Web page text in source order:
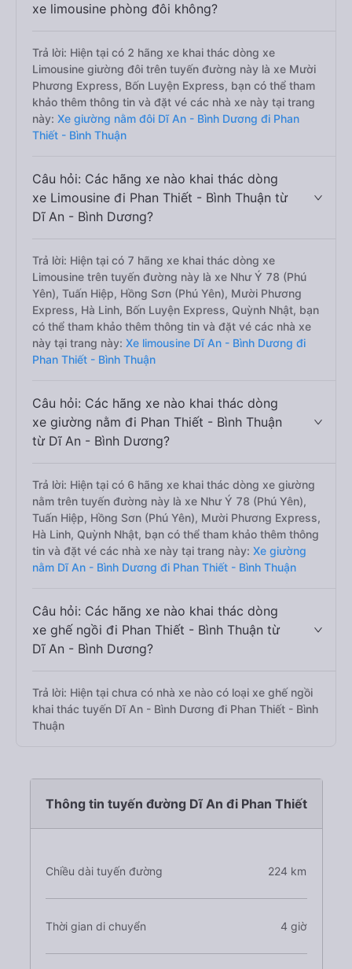
xe limousine phòng đôi không?
Trả lời: Hiện tại có 2 hãng xe khai thác dòng xe
Limousine giường đôi trên tuyến đường này là xe Mười
Phương Express, Bốn Luyện Express, bạn có thể tham
khảo thêm thông tin và đặt vé các nhà xe này tại trang
này: Xe giường nằm đôi Dĩ An - Bình Dương đi Phan
Thiết - Bình Thuận
Câu hỏi: Các hãng xe nào khai thác dòng
xe Limousine đi Phan Thiết - Bình Thuận từ
Dĩ An - Bình Dương?
Trả lời: Hiện tại có 7 hãng xe khai thác dòng xe
Limousine trên tuyến đường này là xe Như Ý 78 (Phú
Yên), Tuấn Hiệp, Hồng Sơn (Phú Yên), Mười Phương
Express, Hà Linh, Bốn Luyện Express, Quỳnh Nhật, bạn
có thể tham khảo thêm thông tin và đặt vé các nhà xe
này tại trang này: Xe limousine Dĩ An - Bình Dương đi
Phan Thiết - Bình Thuận
Câu hỏi: Các hãng xe nào khai thác dòng
xe giường nằm đi Phan Thiết - Bình Thuận
từ Dĩ An - Bình Dương?
Trả lời: Hiện tại có 6 hãng xe khai thác dòng xe giường
nằm trên tuyến đường này là xe Như Ý 78 (Phú Yên),
Tuấn Hiệp, Hồng Sơn (Phú Yên), Mười Phương Express,
Hà Linh, Quỳnh Nhật, bạn có thể tham khảo thêm thông
tin và đặt vé các nhà xe này tại trang này: Xe giường
nằm Dĩ An - Bình Dương đi Phan Thiết - Bình Thuận
Câu hỏi: Các hãng xe nào khai thác dòng
xe ghế ngồi đi Phan Thiết - Bình Thuận từ
Dĩ An - Bình Dương?
Trả lời: Hiện tại chưa có nhà xe nào có loại xe ghế ngồi
khai thác tuyến Dĩ An - Bình Dương đi Phan Thiết - Bình
Thuận
Thông tin tuyến đường Dĩ An đi Phan Thiết
Chiều dài tuyến đường 224 km
Thời gian di chuyển 4 giờ